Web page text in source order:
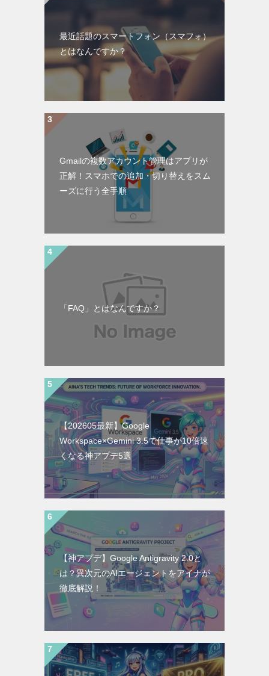
最近話題のスマートフォン（スマフォ）
とはなんですか？
Gmailの複数アカウント管理はアプリが
正解！スマホでの追加・切り替えをスム
ーズに行う全手順
「FAQ」とはなんですか？
【202605最新】Google
Workspace×Gemini 3.5で仕事が10倍速
くなる神アプデ5選
【神アプデ】Google Antigravity 2.0と
は？異次元のAIエージェントをアイナが
徹底解説！